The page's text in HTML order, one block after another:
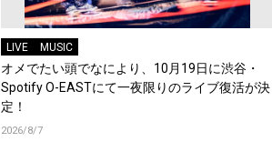
LIVE MUSIC
オメでたい頭でなにより、10月19日に渋谷・
Spotify O-EASTにて一夜限りのライブ復活が決
定！
2026/8/7